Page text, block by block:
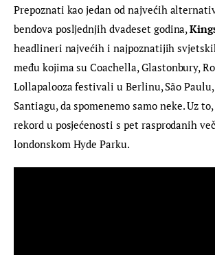
Prepoznati kao jedan od najvećih
bendova posljednjih dvadeset godina,
headlineri najvećih i najpoznatijih
među kojima su Coachella, Glastonbury,
Lollapalooza festivali u Berlinu, São
Santiagu, da spomenemo samo neke. Uz
rekord u posjećenosti s pet rasprodanih
londonskom Hyde Parku.